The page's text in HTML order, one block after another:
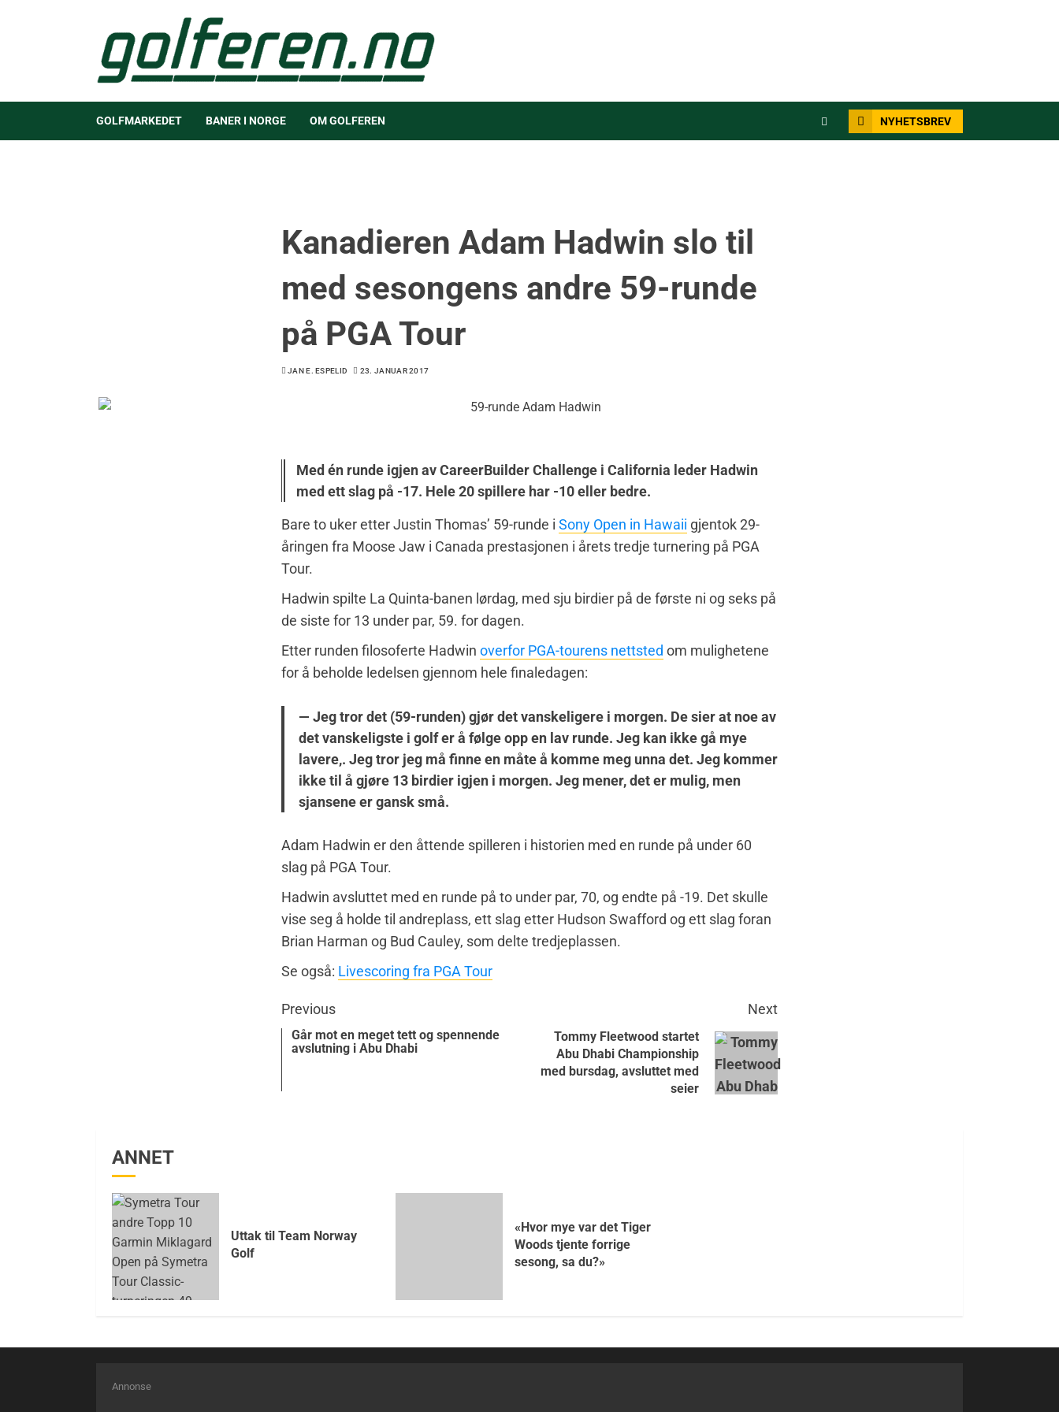
GOLFMARKEDET BANER I NORGE OM GOLFEREN NYHETSBREV
Kanadieren Adam Hadwin slo til
med sesongens andre 59-runde
på PGA Tour
JAN E. ESPELID 23. JANUAR 2017
Med én runde igjen av CareerBuilder Challenge i California leder Hadwin
med ett slag på -17. Hele 20 spillere har -10 eller bedre.
Bare to uker etter Justin Thomas’ 59-runde i Sony Open in Hawaii gjentok 29-
åringen fra Moose Jaw i Canada prestasjonen i årets tredje turnering på PGA
Tour.
Hadwin spilte La Quinta-banen lørdag, med sju birdier på de første ni og seks på
de siste for 13 under par, 59. for dagen.
Etter runden filosoferte Hadwin overfor PGA-tourens nettsted om mulighetene
for å beholde ledelsen gjennom hele finaledagen:
— Jeg tror det (59-runden) gjør det vanskeligere i morgen. De sier at noe av
det vanskeligste i golf er å følge opp en lav runde. Jeg kan ikke gå mye
lavere,. Jeg tror jeg må finne en måte å komme meg unna det. Jeg kommer
ikke til å gjøre 13 birdier igjen i morgen. Jeg mener, det er mulig, men
sjansene er gansk små.
Adam Hadwin er den åttende spilleren i historien med en runde på under 60
slag på PGA Tour.
Hadwin avsluttet med en runde på to under par, 70, og endte på -19. Det skulle
vise seg å holde til andreplass, ett slag etter Hudson Swafford og ett slag foran
Brian Harman og Bud Cauley, som delte tredjeplassen.
Se også: Livescoring fra PGA Tour
Previous
Går mot en meget tett og spennende
avslutning i Abu Dhabi
Next
Tommy Fleetwood startet
Abu Dhabi Championship
med bursdag, avsluttet med
seier
ANNET
Uttak til Team Norway
Golf
«Hvor mye var det Tiger
Woods tjente forrige
sesong, sa du?»
Annonse